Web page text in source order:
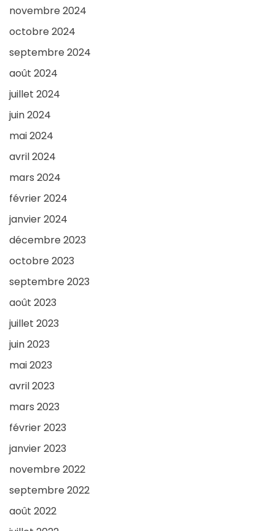
novembre 2024
octobre 2024
septembre 2024
août 2024
juillet 2024
juin 2024
mai 2024
avril 2024
mars 2024
février 2024
janvier 2024
décembre 2023
octobre 2023
septembre 2023
août 2023
juillet 2023
juin 2023
mai 2023
avril 2023
mars 2023
février 2023
janvier 2023
novembre 2022
septembre 2022
août 2022